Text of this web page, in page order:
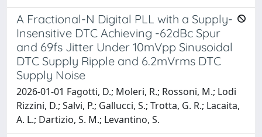
A Fractional-N Digital PLL with a Supply-
Insensitive DTC Achieving -62dBc Spur
and 69fs Jitter Under 10mVpp Sinusoidal
DTC Supply Ripple and 6.2mVrms DTC
Supply Noise
2026-01-01 Fagotti, D.; Moleri, R.; Rossoni, M.; Lodi
Rizzini, D.; Salvi, P.; Gallucci, S.; Trotta, G. R.; Lacaita,
A. L.; Dartizio, S. M.; Levantino, S.